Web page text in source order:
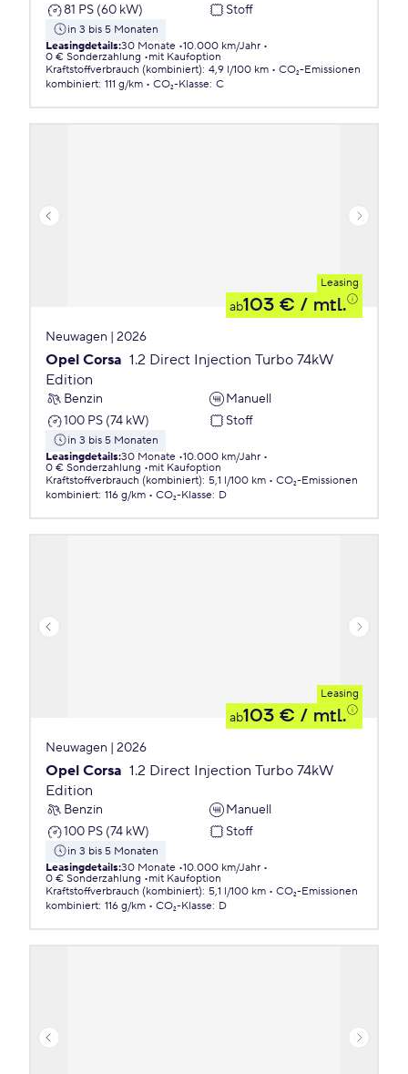
81 PS (60 kW)
Stoff
in 3 bis 5 Monaten
Leasingdetails:30 Monate 10.000 km/Jahr
0 € Sonderzahlung
mit Kaufoption
Kraftstoffverbrauch (kombiniert): 4,9 l/100 km
CO₂-Emissionen
kombiniert: 111 g/km CO₂-Klasse: C
Leasing
ab103 € / mtl.
Neuwagen | 2026
Opel Corsa 1.2 Direct Injection Turbo 74kW
Edition
Benzin
Manuell
100 PS (74 kW)
Stoff
in 3 bis 5 Monaten
Leasingdetails:30 Monate 10.000 km/Jahr
0 € Sonderzahlung
mit Kaufoption
Kraftstoffverbrauch (kombiniert): 5,1 l/100 km
CO₂-Emissionen
kombiniert: 116 g/km CO₂-Klasse: D
Leasing
ab103 € / mtl.
Neuwagen | 2026
Opel Corsa 1.2 Direct Injection Turbo 74kW
Edition
Benzin
Manuell
100 PS (74 kW)
Stoff
in 3 bis 5 Monaten
Leasingdetails:30 Monate 10.000 km/Jahr
0 € Sonderzahlung
mit Kaufoption
Kraftstoffverbrauch (kombiniert): 5,1 l/100 km
CO₂-Emissionen
kombiniert: 116 g/km CO₂-Klasse: D